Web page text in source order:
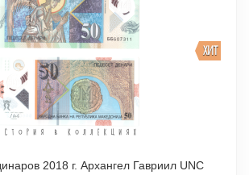
ХИТ
2018 г. Архангел Гавриил UNC